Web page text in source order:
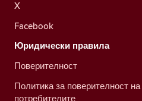
X
Facebook
Юридически правила
Поверителност
Политика за поверителност
потребителите